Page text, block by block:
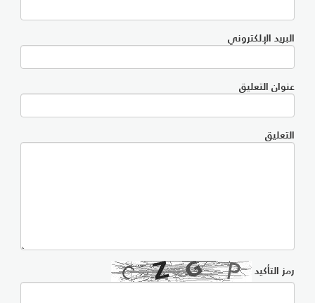
البريد الإلكتروني
عنوان التعليق
التعليق
رمز التأكيد